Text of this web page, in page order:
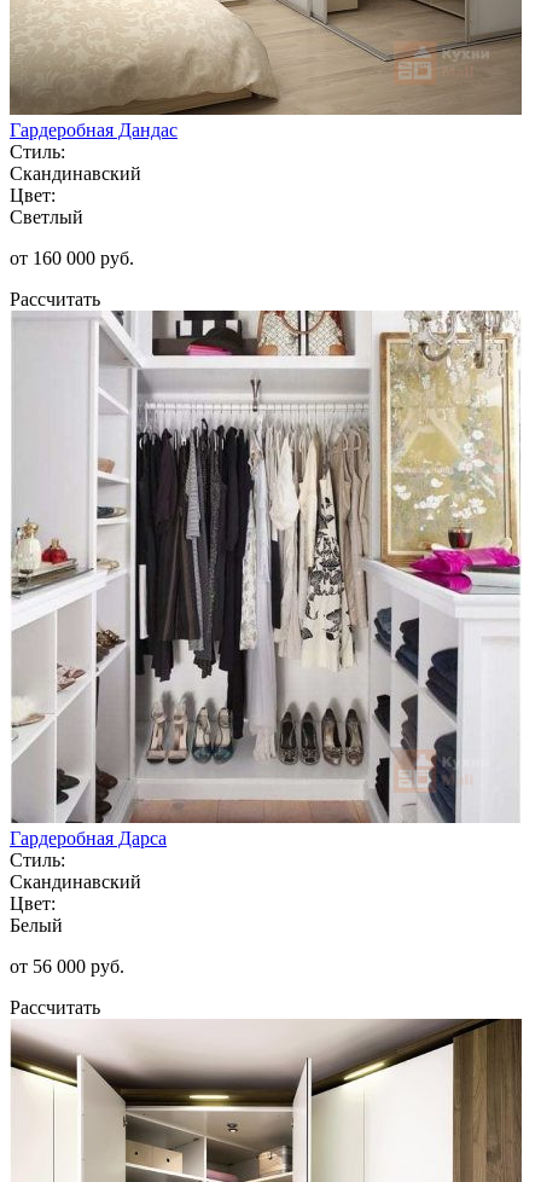
Гардеробная Дандас
Стиль:
Скандинавский
Цвет:
Светлый
от 160 000 руб.
Рассчитать
Гардеробная Дарса
Стиль:
Скандинавский
Цвет:
Белый
от 56 000 руб.
Рассчитать